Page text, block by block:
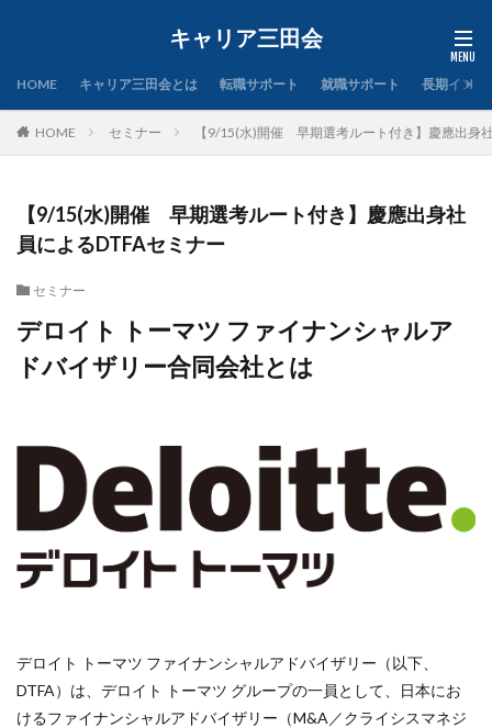
キャリア三田会
HOME キャリア三田会とは 転職サポート 就職サポート 長期インタ
HOME セミナー 【9/15(水)開催 早期選考ルート付き】慶應出身
【9/15(水)開催 早期選考ルート付き】慶應出身社
員によるDTFAセミナー
セミナー
デロイト トーマツ ファイナンシャルア
ドバイザリー合同会社とは
デロイト トーマツ ファイナンシャルアドバイザリー（以下、
DTFA）は、デロイト トーマツ グループの一員として、日本にお
けるファイナンシャルアドバイザリー（M&A／クライシスマネジ